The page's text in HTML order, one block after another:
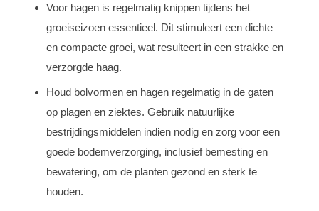
Voor hagen is regelmatig knippen tijdens het
groeiseizoen essentieel. Dit stimuleert een dichte
en compacte groei, wat resulteert in een strakke en
verzorgde haag.
Houd bolvormen en hagen regelmatig in de gaten
op plagen en ziektes. Gebruik natuurlijke
bestrijdingsmiddelen indien nodig en zorg voor een
goede bodemverzorging, inclusief bemesting en
bewatering, om de planten gezond en sterk te
houden.